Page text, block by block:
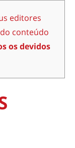
editores
conteúdo
os devidos